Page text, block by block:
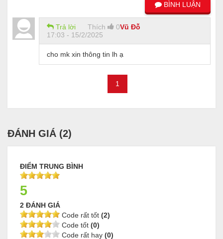
BÌNH LUẬN
Vũ Đỗ
Trả lời Thích
0
17:03 - 15/2/2025
cho mk xin thông tin lh ạ
1
ĐÁNH GIÁ (2)
ĐIỂM TRUNG BÌNH
5
2 ĐÁNH GIÁ
Code rất tốt (2)
Code tốt (0)
Code rất hay (0)